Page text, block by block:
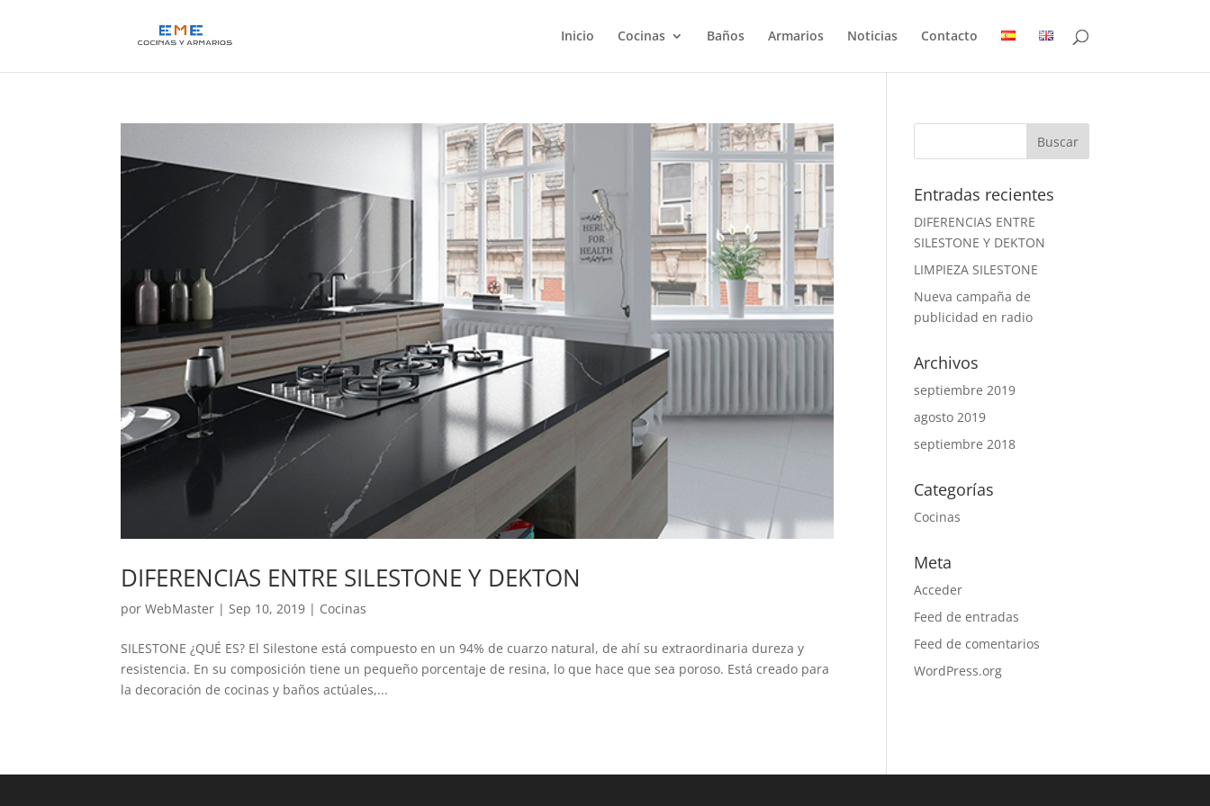
Inicio Cocinas Baños Armarios Noticias Contacto
DIFERENCIAS ENTRE SILESTONE Y DEKTON
porWebMaster | Sep 10, 2019 | Cocinas
SILESTONE ¿QUÉ ES? El Silestone está compuesto en un 94% de cuarzo natural, de ahí su extraordinaria dureza y
resistencia. En su composición tiene un pequeño porcentaje de resina, lo que hace que sea poroso. Está creado para
la decoración de cocinas y baños actúales,...
Entradas recientes
DIFERENCIAS ENTRE
SILESTONE Y DEKTON
LIMPIEZA SILESTONE
Nueva campaña de
publicidad en radio
Archivos
septiembre 2019
agosto 2019
septiembre 2018
Categorías
Cocinas
Meta
Acceder
Feed de entradas
Feed de comentarios
WordPress.org